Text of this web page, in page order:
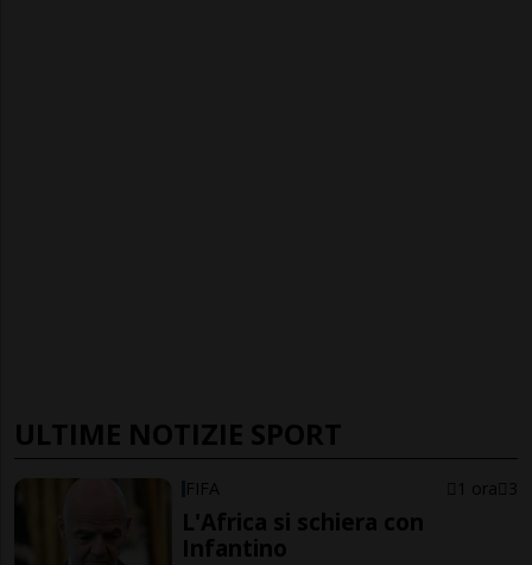
ULTIME NOTIZIE SPORT
FIFA 1 ora 3
L'Africa si schiera con
Infantino